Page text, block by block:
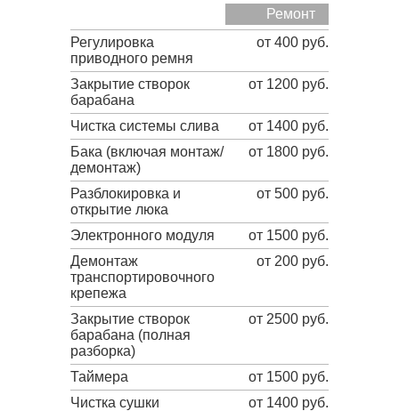
Ремонт
Регулировка
приводного ремня
от 400 руб.
Закрытие створок
барабана
от 1200 руб.
Чистка системы слива
от 1400 руб.
Бака (включая монтаж/
демонтаж)
от 1800 руб.
Разблокировка и
открытие люка
от 500 руб.
Электронного модуля
от 1500 руб.
Демонтаж
транспортировочного
крепежа
от 200 руб.
Закрытие створок
барабана (полная
разборка)
от 2500 руб.
Таймера
от 1500 руб.
Чистка сушки
от 1400 руб.